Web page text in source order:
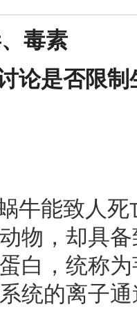
毒素
论是否限
牛能致人
物，却具
白，统称
统的离子